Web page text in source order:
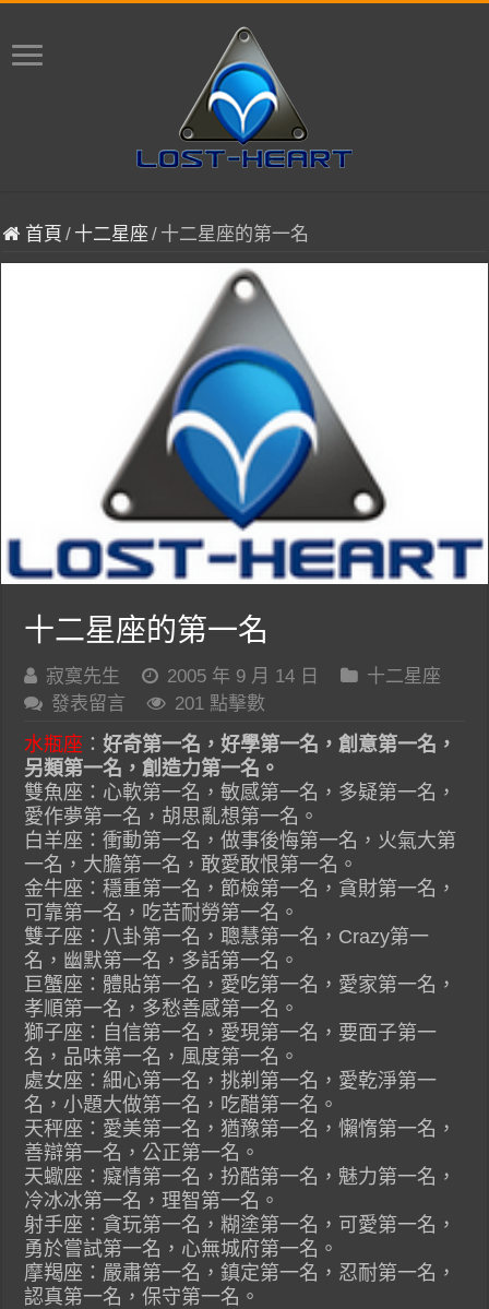
首頁 / 十二星座 / 十二星座的第一名
十二星座的第一名
寂寞先生 2005 年 9 月 14 日
十二星座
發表留言
201 點擊數
水瓶座 ：好奇第一名，好學第一名，創意第一名，
另類第一名，創造力第一名。
雙魚座：心軟第一名，敏感第一名，多疑第一名，
愛作夢第一名，胡思亂想第一名。
白羊座：衝動第一名，做事後悔第一名，火氣大第
一名，大膽第一名，敢愛敢恨第一名。
金牛座：穩重第一名，節檢第一名，貪財第一名，
可靠第一名，吃苦耐勞第一名。
雙子座：八卦第一名，聰慧第一名，Crazy第一
名，幽默第一名，多話第一名。
巨蟹座：體貼第一名，愛吃第一名，愛家第一名，
孝順第一名，多愁善感第一名。
獅子座：自信第一名，愛現第一名，要面子第一
名，品味第一名，風度第一名。
處女座：細心第一名，挑剃第一名，愛乾淨第一
名，小題大做第一名，吃醋第一名。
天秤座：愛美第一名，猶豫第一名，懶惰第一名，
善辯第一名，公正第一名。
天蠍座：癡情第一名，扮酷第一名，魅力第一名，
冷冰冰第一名，理智第一名。
射手座：貪玩第一名，糊塗第一名，可愛第一名，
勇於嘗試第一名，心無城府第一名。
摩羯座：嚴肅第一名，鎮定第一名，忍耐第一名，
認真第一名，保守第一名。